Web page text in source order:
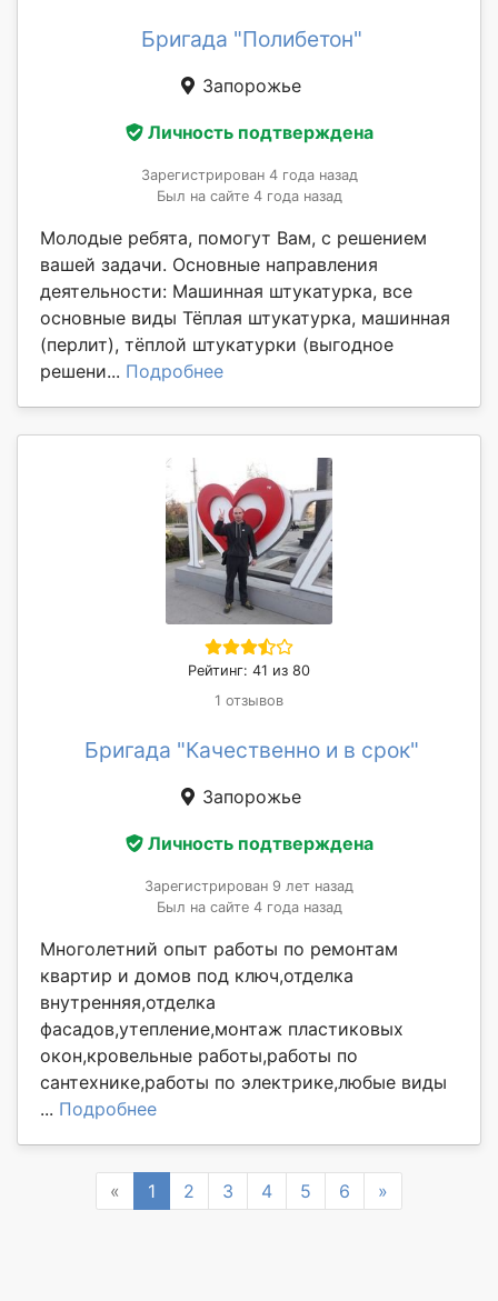
Бригада "Полибетон"
Запорожье
Личность подтверждена
Зарегистрирован 4 года назад
Был на сайте 4 года назад
Молодые ребята, помогут Вам, с решением
вашей задачи. Основные направления
деятельности: Машинная штукатурка, все
основные виды Тёплая штукатурка, машинная
(перлит), тёплой штукатурки (выгодное
решени... Подробнее
Рейтинг: 41 из 80
1 отзывов
Бригада "Качественно и в срок"
Запорожье
Личность подтверждена
Зарегистрирован 9 лет назад
Был на сайте 4 года назад
Многолетний опыт работы по ремонтам
квартир и домов под ключ,отделка
внутренняя,отделка
фасадов,утепление,монтаж пластиковых
окон,кровельные работы,работы по
сантехнике,работы по электрике,любые виды
... Подробнее
« Previous
1 2 3 4 5 6 »